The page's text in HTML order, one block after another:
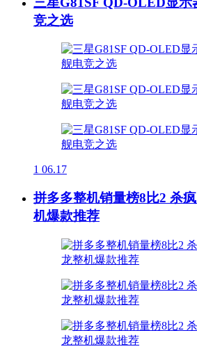
竞之选
1 06.17
拼多多整机销量榜8比2 杀
机爆款推荐